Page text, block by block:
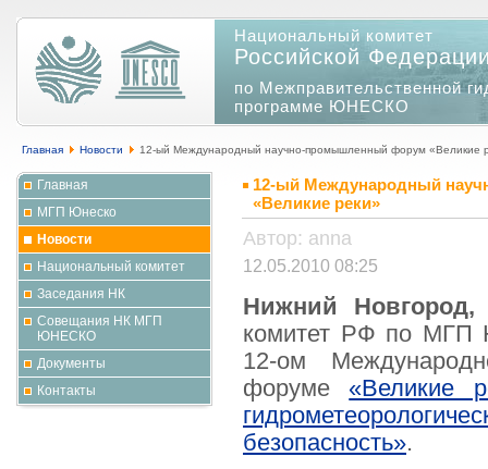
Национальный комитет
Российской
по Межправительственной
программе ЮНЕСКО
Главная Новости 12-ый Международный научно-промышленный форум «Великие
Главная
МГП Юнеско
Новости
Национальный комитет
Заседания НК
Совещания НК МГП
ЮНЕСКО
Документы
Контакты
12-ый Международный
«Великие реки»
Автор: anna
12.05.2010 08:25
Нижний Новгород,
комитет РФ по МГП
12-ом
форуме «Великие
безопасность».